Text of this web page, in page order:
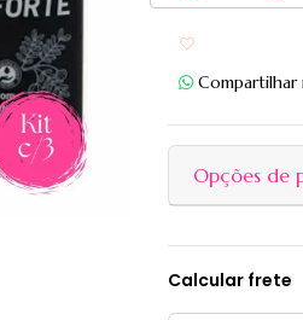
Opções de
Calcular frete